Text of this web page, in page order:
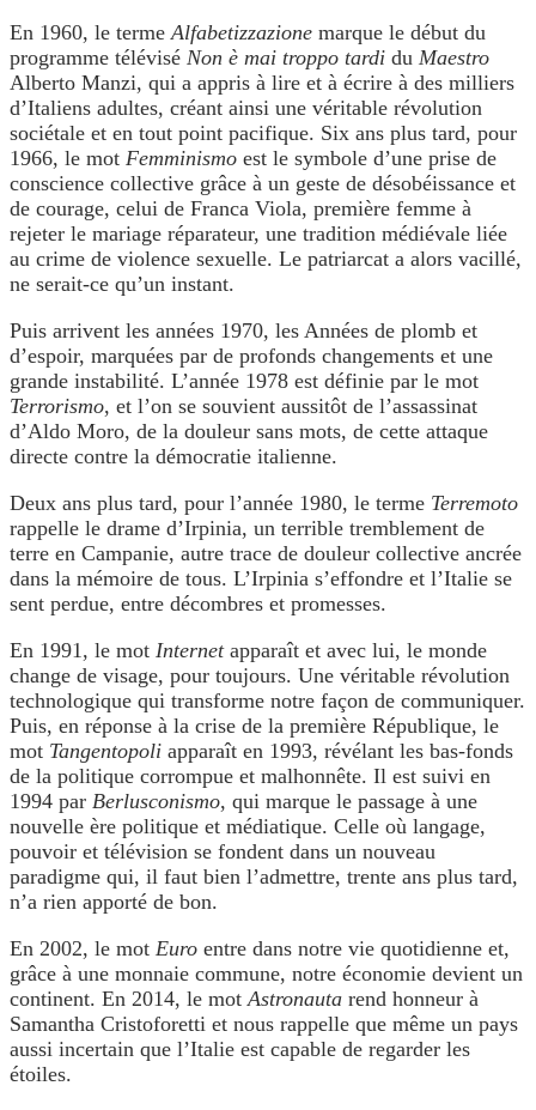
En 1960, le termeAlfabetizzazione marque le début du
programme télévisé Non è mai troppo tardi du Maestro
Alberto Manzi, qui a appris à lire et à écrire à des milliers
d’Italiens adultes, créant ainsi une véritable révolution
sociétale et en tout point pacifique. Six ans plus tard, pour
1966, le mot Femminismo est le symbole d’une prise de
conscience collective grâce à un geste de désobéissance et
de courage, celui de Franca Viola, première femme à
rejeter le mariage réparateur, une tradition médiévale liée
au crime de violence sexuelle. Le patriarcat a alors vacillé,
ne serait-ce qu’un instant.
Puis arrivent les années 1970, les Années de plomb et
d’espoir, marquées par de profonds changements et une
grande instabilité. L’année 1978 est définie par le mot
Terrorismo, et l’on se souvient aussitôt de l’assassinat
d’Aldo Moro, de la douleur sans mots, de cette attaque
directe contre la démocratie italienne.
Deux ans plus tard, pour l’année 1980, le terme Terremoto
rappelle le drame d’Irpinia, un terrible tremblement de
terre en Campanie, autre trace de douleur collective ancrée
dans la mémoire de tous. L’Irpinia s’effondre et l’Italie se
sent perdue, entre décombres et promesses.
En 1991, le mot Internetapparaît et avec lui, le monde
change de visage, pour toujours. Une véritable révolution
technologique qui transforme notre façon de communiquer.
Puis, en réponse à la crise de la première République, le
mot Tangentopoli apparaît en 1993, révélant les bas-fonds
de la politique corrompue et malhonnête. Il est suivi en
1994 par Berlusconismo, qui marque le passage à une
nouvelle ère politique et médiatique. Celle où langage,
pouvoir et télévision se fondent dans un nouveau
paradigme qui, il faut bien l’admettre, trente ans plus tard,
n’a rien apporté de bon.
En 2002, le mot Euro entre dans notre vie quotidienne et,
grâce à une monnaie commune, notre économie devient un
continent. En 2014, le motAstronauta rend honneur à
Samantha Cristoforetti et nous rappelle que même un pays
aussi incertain que l’Italie est capable de regarder les
étoiles.